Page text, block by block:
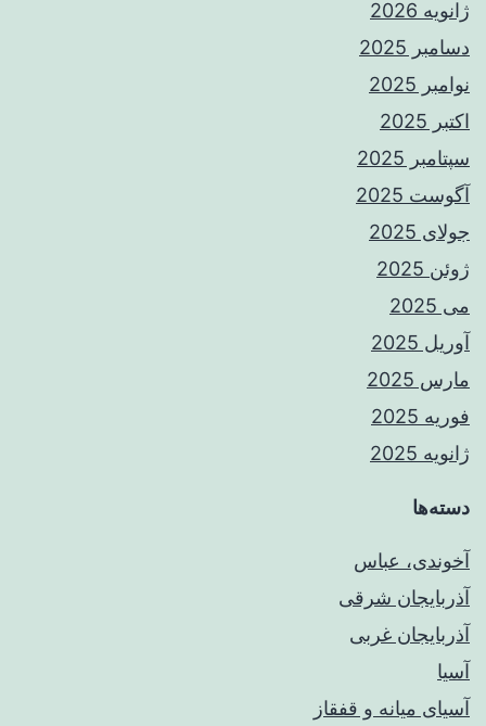
ژانویه 2026
دسامبر 2025
نوامبر 2025
اکتبر 2025
سپتامبر 2025
آگوست 2025
جولای 2025
ژوئن 2025
می 2025
آوریل 2025
مارس 2025
فوریه 2025
ژانویه 2025
دسته‌ها
آخوندی، عباس
آذربایجان شرقی
آذربایجان غربی
آسیا
آسیای میانه و قفقاز